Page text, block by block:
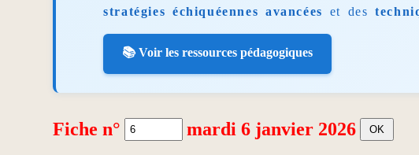
stratégies échiquéennes avancées
et des
📚 Voir les ressources pédagogiques
Fiche n°
mardi 6 janvier 2026